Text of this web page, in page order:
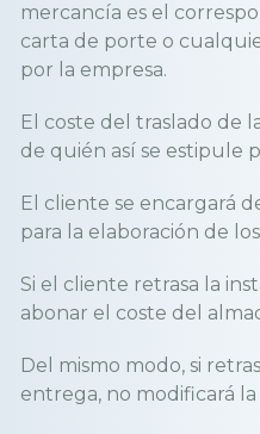
mercancía es el
carta de porte o
por la empresa.
El coste del traslado de
de quién así se estipule
El cliente se encargará
para la elaboración de
Si el cliente retrasa la
abonar el coste del
Del mismo modo, si
entrega, no modificará